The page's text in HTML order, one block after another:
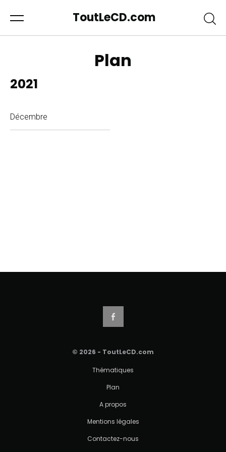
ToutLeCD.com
Plan
2021
Décembre
© 2026 - ToutLeCD.com
Thématiques
Plan
A propos
Mentions légales
Contactez-nous